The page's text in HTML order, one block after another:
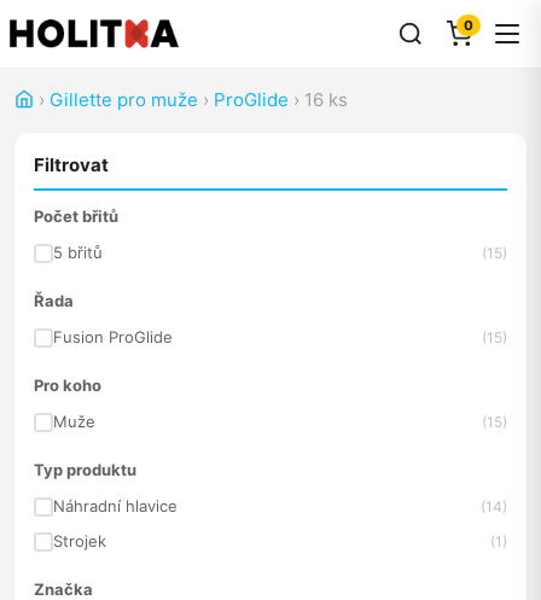
0
› Gillette pro muže › ProGlide › 16 ks
Filtrovat
Počet břitů
5 břitů
(15)
Řada
Fusion ProGlide
(15)
Pro koho
Muže
(15)
Typ produktu
Náhradní hlavice
(14)
Strojek (1)
Značka